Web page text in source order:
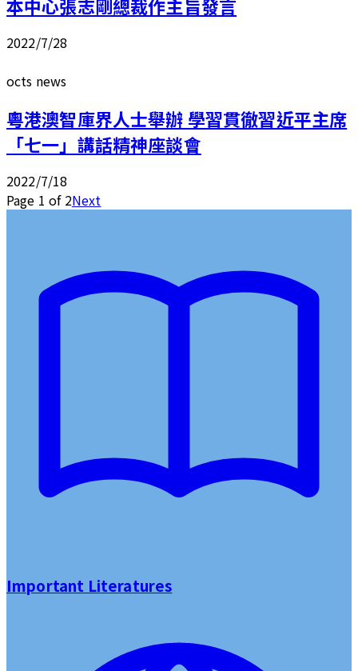
本中心張志剛總裁作主旨發言
2022/7/28
octs news
粵港澳智庫界人士舉辦 學習貫徹習近平主席
「七一」講話精神座談會
2022/7/18
Page 1 of 2Next
Important Literatures